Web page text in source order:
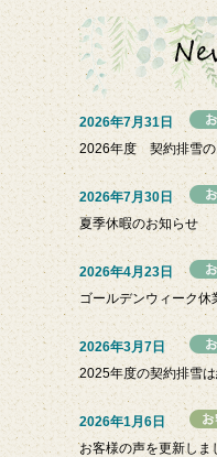
2026年7月31日
2026年度 契約排雪の
2026年7月30日
夏季休暇のお知らせ
2026年4月23日
ゴールデンウィーク休
2026年3月7日
2025年度の契約排雪
2026年1月6日
お客様の声を更新しま